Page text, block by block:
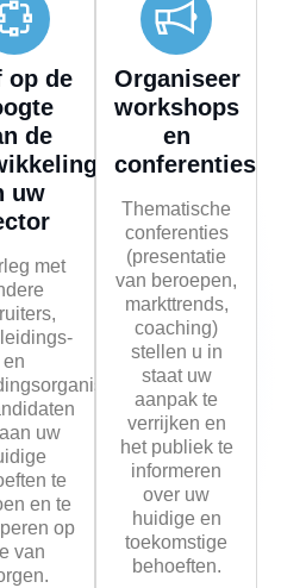
op de
de
uw
met
en
uw
te
en te
op
van
Organiseer
workshops
en
conferenties
Thematische
conferenties
(presentatie
van beroepen,
markttrends,
coaching)
stellen u in
staat uw
aanpak te
verrijken en
het publiek te
informeren
over uw
huidige en
toekomstige
behoeften.